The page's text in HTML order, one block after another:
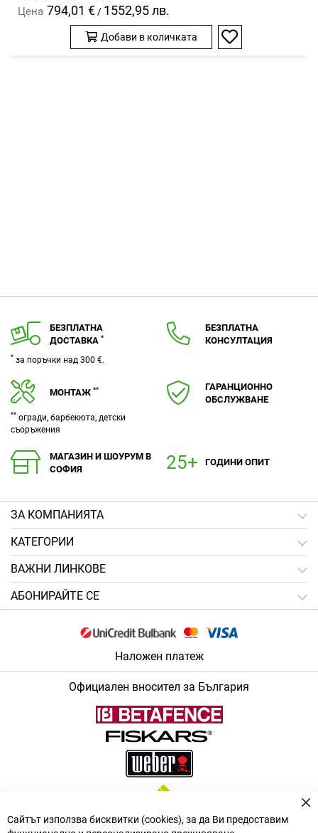
Цена 794,01 € / 1552,95 лв.
Добави в количката
Добави
БЕЗПЛАТНА
ДОСТАВКА *
* за поръчки над 300 €.
БЕЗПЛАТНА
КОНСУЛТАЦИЯ
МОНТАЖ **
** огради, барбекюта, детски
съоръжения
ГАРАНЦИОННО
ОБСЛУЖВАНЕ
МАГАЗИН И ШОУРУМ В
СОФИЯ
ГОДИНИ ОПИТ
ЗA КОМПАНИЯТА
КАТЕГОРИИ
ВАЖНИ ЛИНКОВЕ
АБОНИРАЙТЕ СЕ
Наложен платеж
Официален вносител за България
Сайтът използва бисквитки (cookies), за да Ви предоставим